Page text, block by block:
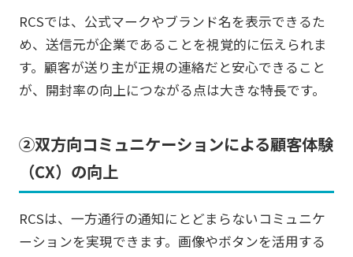
RCSでは、公式マークやブランド名を表示できるた
め、送信元が企業であることを視覚的に伝えられま
す。顧客が送り主が正規の連絡だと安心できること
が、開封率の向上につながる点は大きな特長です。
②双方向コミュニケーションによる顧客体験
（CX）の向上
RCSは、一方通行の通知にとどまらないコミュニケ
ーションを実現できます。画像やボタンを活用する